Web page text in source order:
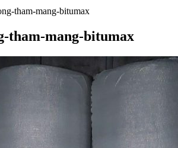
tham-mang-bitumax
tham-mang-bitumax